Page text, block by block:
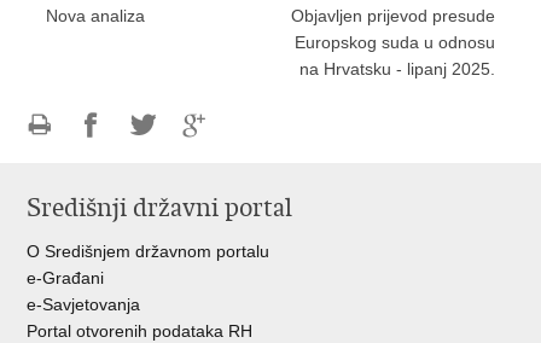
Nova analiza
Objavljen prijevod presude
Europskog suda u odnosu
na Hrvatsku - lipanj 2025.
FacebookuTwitteruGoogle
Središnji državni portal
O Središnjem državnom portalu
e-Građani
e-Savjetovanja
Portal otvorenih podataka RH